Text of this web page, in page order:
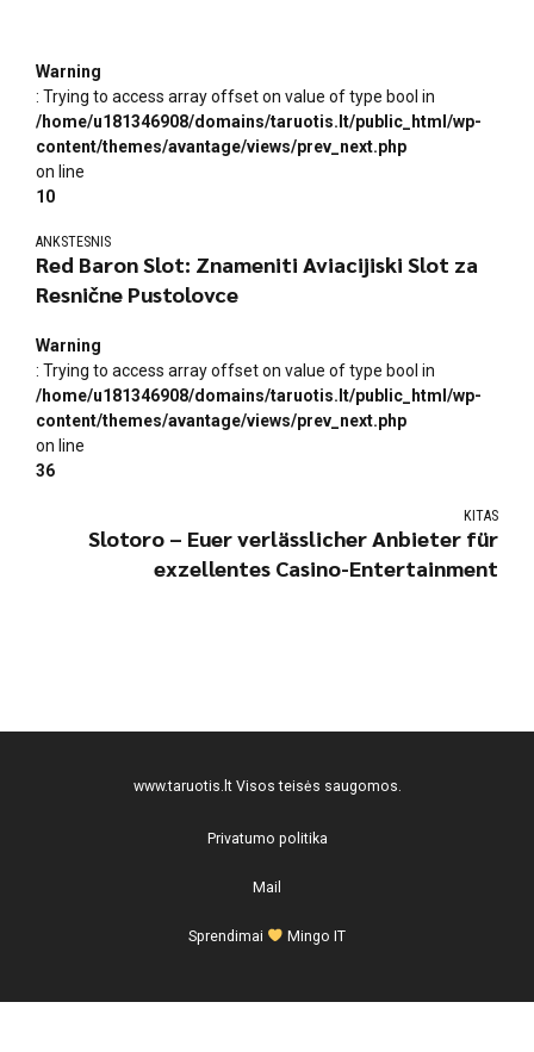
Warning
: Trying to access array offset on value of type bool in
/home/u181346908/domains/taruotis.lt/public_html/wp-
content/themes/avantage/views/prev_next.php
on line
10
ANKSTESNIS
Red Baron Slot: Znameniti Aviacijiski Slot za
Resnične Pustolovce
Warning
: Trying to access array offset on value of type bool in
/home/u181346908/domains/taruotis.lt/public_html/wp-
content/themes/avantage/views/prev_next.php
on line
36
KITAS
Slotoro – Euer verlässlicher Anbieter für
exzellentes Casino-Entertainment
www.taruotis.ltVisos teisės saugomos.
Privatumo politika
Mail
Sprendimai Mingo IT